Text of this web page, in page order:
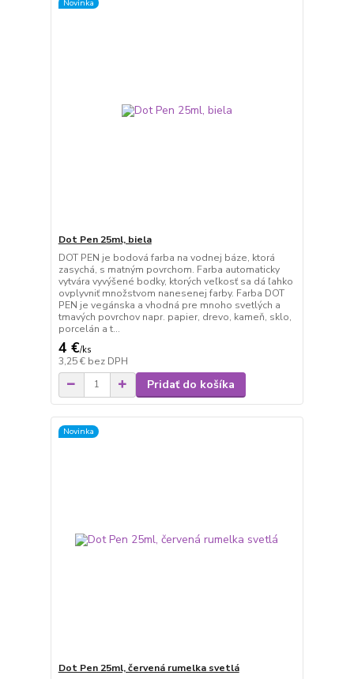
Novinka
Dot Pen 25ml, biela
DOT PEN je bodová farba na vodnej báze, ktorá
zasychá, s matným povrchom. Farba automaticky
vytvára vyvýšené bodky, ktorých veľkosť sa dá ľahko
ovplyvniť množstvom nanesenej farby. Farba DOT
PEN je vegánska a vhodná pre mnoho svetlých a
tmavých povrchov napr. papier, drevo, kameň, sklo,
porcelán a t...
4 €/ks
3,25 € bez DPH
Pridať do košíka
Novinka
Dot Pen 25ml, červená rumelka svetlá